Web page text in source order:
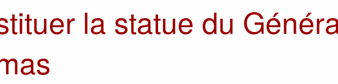
la statue du